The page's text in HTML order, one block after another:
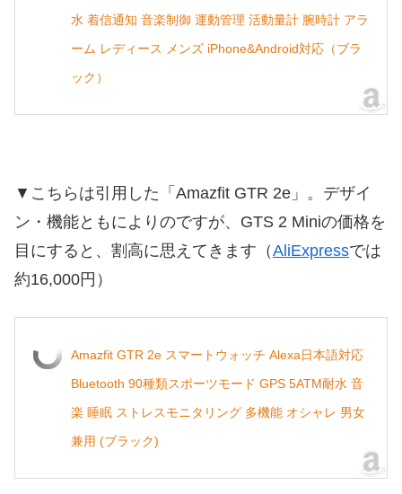
水 着信通知 音楽制御 運動管理 活動量計 腕時計 アラ
ーム レディース メンズ iPhone&Android対応（ブラ
ック）
▼こちらは引用した「Amazfit GTR 2e」。デザイ
ン・機能ともによりのですが、GTS 2 Miniの価格を
目にすると、割高に思えてきます（AliExpressでは
約16,000円）
Amazfit GTR 2e スマートウォッチ Alexa日本語対応
Bluetooth 90種類スポーツモード GPS 5ATM耐水 音
楽 睡眠 ストレスモニタリング 多機能 オシャレ 男女
兼用 (ブラック)